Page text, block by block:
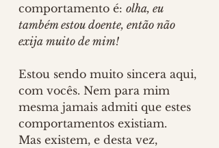
comportamento é: olha, eu
também estou doente, então não
exija muito de mim!
Estou sendo muito sincera aqui,
com vocês. Nem para mim
mesma jamais admiti que estes
comportamentos existiam.
Mas existem, e desta vez,